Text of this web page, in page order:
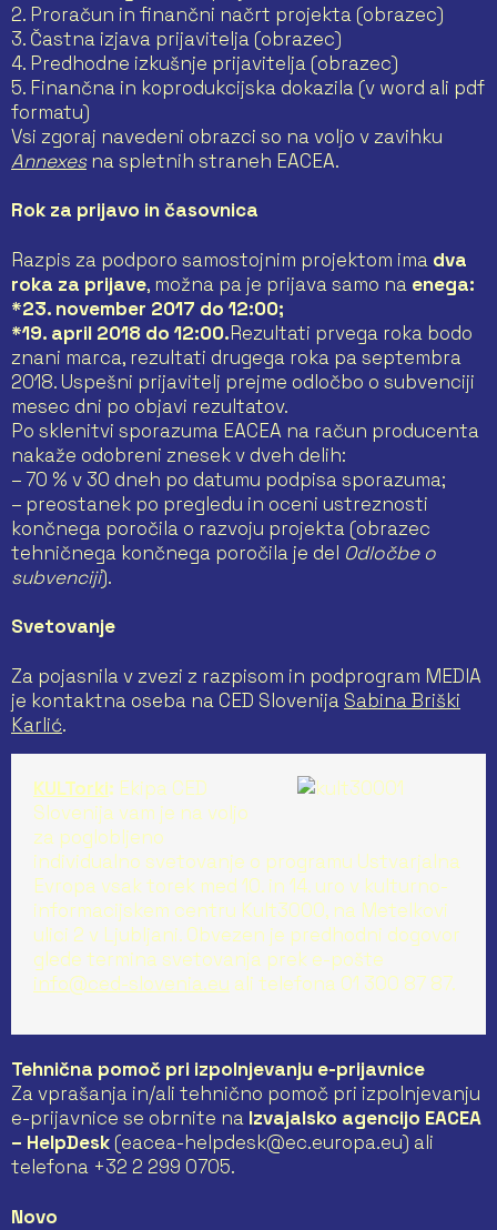
2. Proračun in finančni načrt projekta (obrazec)
3. Častna izjava prijavitelja (obrazec)
4. Predhodne izkušnje prijavitelja (obrazec)
5. Finančna in koprodukcijska dokazila (v word ali pdf
formatu)
Vsi zgoraj navedeni obrazci so na voljo v zavihku
Annexesna spletnih straneh EACEA.
Rok za prijavo in časovnica
Razpis za podporo samostojnim projektom ima dva
roka za prijave, možna pa je prijava samo na enega:
*23. november 2017 do 12:00;
*19. april 2018 do 12:00.Rezultati prvega roka bodo
znani marca, rezultati drugega roka pa septembra
2018. Uspešni prijavitelj prejme odločbo o subvenciji
mesec dni po objavi rezultatov.
Po sklenitvi sporazuma EACEA na račun producenta
nakaže odobreni znesek v dveh delih:
– 70 % v 30 dneh po datumu podpisa sporazuma;
– preostanek po pregledu in oceni ustreznosti
končnega poročila o razvoju projekta (obrazec
tehničnega končnega poročila je del Odločbe o
subvenciji).
Svetovanje
Za pojasnila v zvezi z razpisom in podprogram MEDIA
je kontaktna oseba na CED Slovenija Sabina Briški
Karlić.
KULTorki: Ekipa CED
Slovenija vam je na voljo
za poglobljeno
individualno svetovanje o programu Ustvarjalna
Evropa vsak torek med 10. in 14. uro v kulturno-
informacijskem centru Kult3000, na Metelkovi
ulici 2 v Ljubljani. Obvezen je predhodni dogovor
glede termina svetovanja prek e-pošte
info@ced-slovenia.eu ali telefona 01 300 87 87.
Tehnična pomoč pri izpolnjevanju e-prijavnice
Za vprašanja in/ali tehnično pomoč pri izpolnjevanju
e-prijavnice se obrnite na Izvajalsko agencijo EACEA
– HelpDesk (eacea-helpdesk@ec.europa.eu) ali
telefona +32 2 299 0705.
Novo